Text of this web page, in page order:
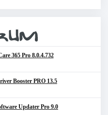
365 Pro 8.0.4.732
Booster PRO 13.5
Updater Pro 9.0